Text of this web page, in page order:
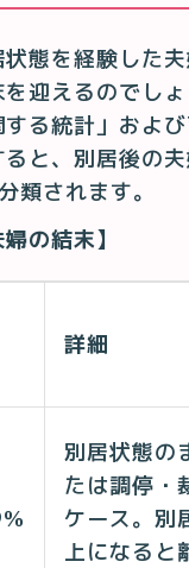
態を経験した
迎えるのでし
る統計」およ
と、別居後の
類されます。
の結末】
詳細
別居状態の
たは調停・
ケース。別
上になると